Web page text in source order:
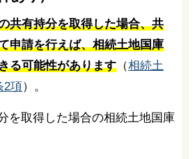
共有持分を取得した場合、共
申請を行えば、相続土地国庫
る可能性があります（相続土
2項）。